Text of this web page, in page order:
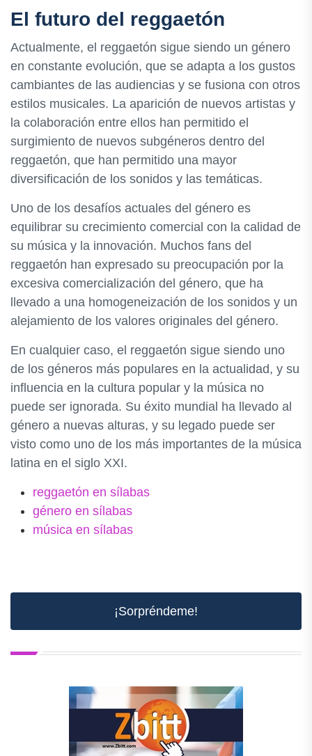
El futuro del reggaetón
Actualmente, el reggaetón sigue siendo un género
en constante evolución, que se adapta a los gustos
cambiantes de las audiencias y se fusiona con otros
estilos musicales. La aparición de nuevos artistas y
la colaboración entre ellos han permitido el
surgimiento de nuevos subgéneros dentro del
reggaetón, que han permitido una mayor
diversificación de los sonidos y las temáticas.
Uno de los desafíos actuales del género es
equilibrar su crecimiento comercial con la calidad de
su música y la innovación. Muchos fans del
reggaetón han expresado su preocupación por la
excesiva comercialización del género, que ha
llevado a una homogeneización de los sonidos y un
alejamiento de los valores originales del género.
En cualquier caso, el reggaetón sigue siendo uno
de los géneros más populares en la actualidad, y su
influencia en la cultura popular y la música no
puede ser ignorada. Su éxito mundial ha llevado al
género a nuevas alturas, y su legado puede ser
visto como uno de los más importantes de la música
latina en el siglo XXI.
reggaetón en sílabas
género en sílabas
música en sílabas
¡Sorpréndeme!